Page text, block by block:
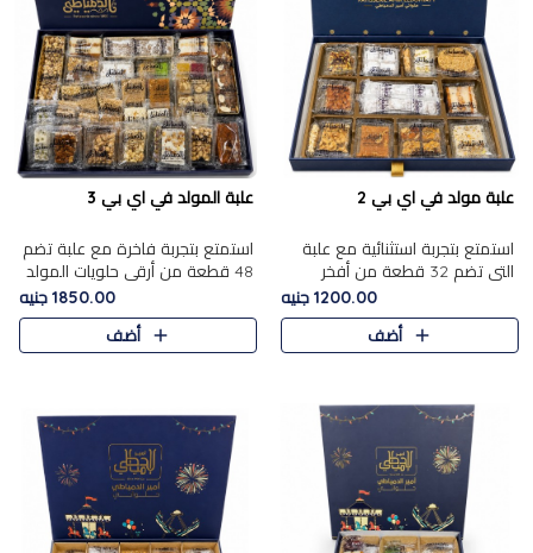
علبة مولد في اي بي 2
استمتع بتجربة استثنائية مع علبة
التي تضم 32 قطعة من أفخر
حلويات المولد الشرقية، في تشكيلة
تجمع بين الأصالة والاختيارات
الفاخرة. تحتوي العلبة..
1200.00 جنيه
أضف
علبة المولد في اي بي 3
استمتع بتجربة فاخرة مع علبة تضم
48 قطعة من أرقى حلويات المولد
الشرقية، في تشكيلة تجمع بين
الأصناف التقليدية الفاخرة والاختيارات
1850.00 جنيه
أضف